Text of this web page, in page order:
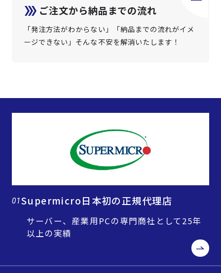
ご注文から納品までの流れ
「発注方法がわからない」「納品までの流れがイメ
ージできない」そんな不安を解消いたします！
01Supermicro日本初の正規代理店
サーバー、産業用PCの専門商社として25年
以上の実績